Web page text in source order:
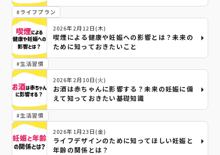
#ライフプラン
2026年2月12日(木)
喫煙による健康や妊娠への影響とは？未来の
ために知っておきたいこと
#生活習慣
2026年2月10日(火)
お酒は赤ちゃんに影響する？未来の妊娠に備
えて知っておきたい基礎知識
#生活習慣
2026年1月23日(金)
ライフデザインのために知ってほしい妊娠と
年齢の関係とは？